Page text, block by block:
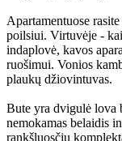
Apartamentuose
poilsiui. Virtuvėje -
indaplovė, kavos
ruošimui. Vonios
plaukų džiovintuvas.
Bute yra dvigulė lova
nemokamas belaidis
rankšluosčių